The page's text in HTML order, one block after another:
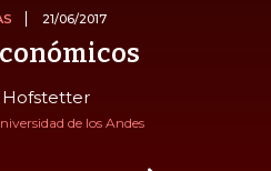
21/06/2017
Hofstetter
de los Andes